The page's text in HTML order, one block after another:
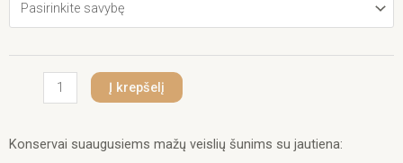
Original
mažiems
Į krepšelį
Konservai suaugusiems mažų veislių šunims su jautiena: